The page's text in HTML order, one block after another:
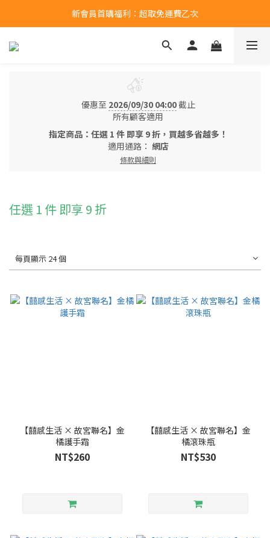
新會員首購福利：超取免運費乙次
新會員首購福利：超取免運費乙次
點擊LINE領取50元購物金
優惠至 2026/09/30 04:00截止
所有顧客適用
指定商品：任選 1 件 即享 9 折，買越多省越多！
適用通路： 網店
條款與細則
任選 1 件 即享 9 折
每頁顯示 24 個
【囍感生活 × 故宮聯名】金
橘護手霜
NT$260
【囍感生活 × 故宮聯名】金
橘滾珠瓶
NT$530